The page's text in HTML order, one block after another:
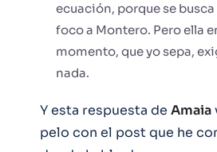
ecuación, porque se
foco a Montero. Pero ella
momento, que yo sepa,
nada.
Y esta respuesta de Amaia
pelo con el post que he